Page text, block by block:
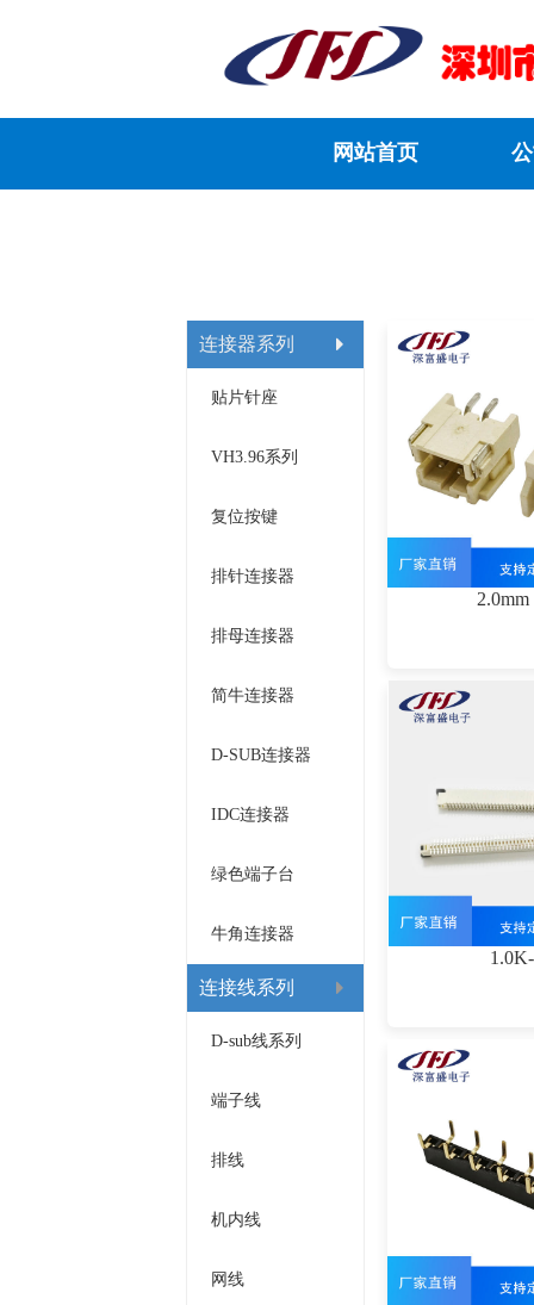
网站首页
连接器系列
贴片针座
VH3.96系列
复位按键
排针连接器
排母连接器
简牛连接器
D-SUB连接器
IDC连接器
绿色端子台
牛角连接器
连接线系列
D-sub线系列
端子线
排线
机内线
网线